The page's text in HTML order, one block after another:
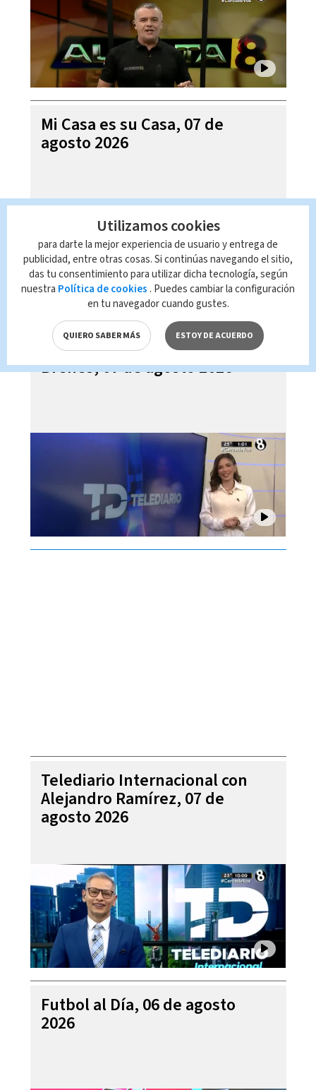
Mi Casa es su Casa, 07 de
agosto 2026
Telediario En Directo con Paula
Brenes, 07 de agosto 2026
Telediario Internacional con
Alejandro Ramírez, 07 de
agosto 2026
Futbol al Día, 06 de agosto
2026
Utilizamos cookies
para darte la mejor experiencia de usuario y entrega de
publicidad, entre otras cosas. Si continúas navegando el sitio,
das tu consentimiento para utilizar dicha tecnología, según
nuestra Política de cookies . Puedes cambiar la configuración
en tu navegador cuando gustes.
QUIERO SABER MÁS ESTOY DE ACUERDO